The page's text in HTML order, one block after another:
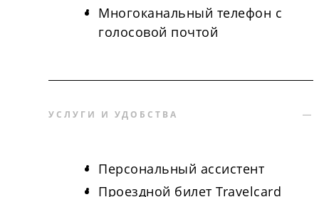
Многоканальный телефон с
голосовой почтой
УСЛУГИ И УДОБСТВА
Персональный ассистент
Проездной билет Travelcard